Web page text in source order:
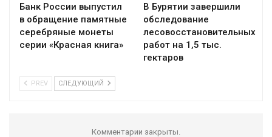
Банк России выпустил
в обращение памятные
серебряные монеты
серии «Красная книга»
В Бурятии завершили
обследование
лесовосстановительных
работ на 1,5 тыс.
гектаров
PREV СЛЕДУЮЩИЙ
Комментарии закрыты.